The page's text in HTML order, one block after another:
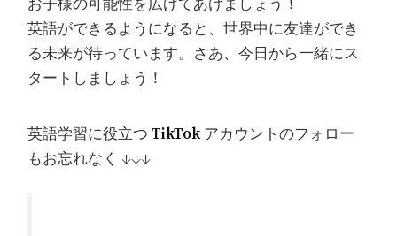
お子様の可能性を広げてあげましょう！
英語ができるようになると、世界中に友達ができ
る未来が待っています。さあ、今日から一緒にス
タートしましょう！
英語学習に役立つTikTokアカウントのフォロー
もお忘れなく ↓↓↓